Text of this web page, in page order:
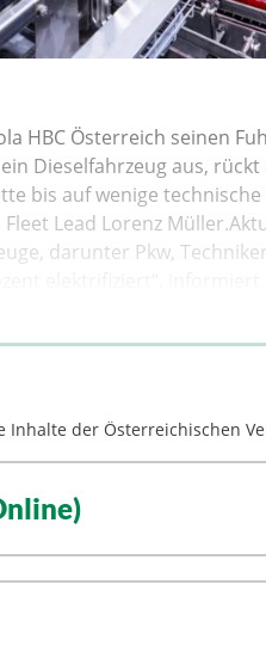
HBC Österreich seinen
Dieselfahrzeug aus,
bis auf wenige
Lead Lorenz
darunter Pkw,
der Österreichischen